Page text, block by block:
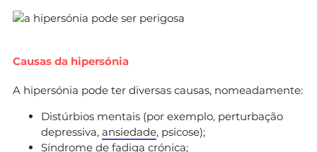
Causas da hipersónia
A hipersónia pode ter diversas causas, nomeadamente:
Distúrbios mentais (por exemplo, perturbação
depressiva, ansiedade, psicose);
Síndrome de fadiga crónica;